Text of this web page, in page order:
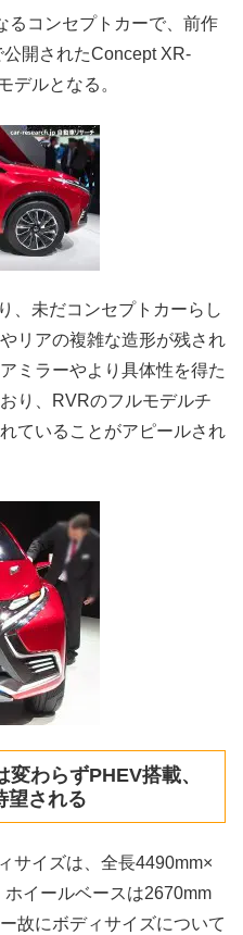
るコンセプトカーで、前作
開されたConcept XR-
デルとなる。
、未だコンセプトカーらし
リアの複雑な造形が残され
ミラーやより具体性を得た
り、RVRのフルモデルチ
ていることがアピールされ
わらずPHEV搭載、
望される
サイズは、全長4490mm×
イールベースは2670mm
故にボディサイズについて